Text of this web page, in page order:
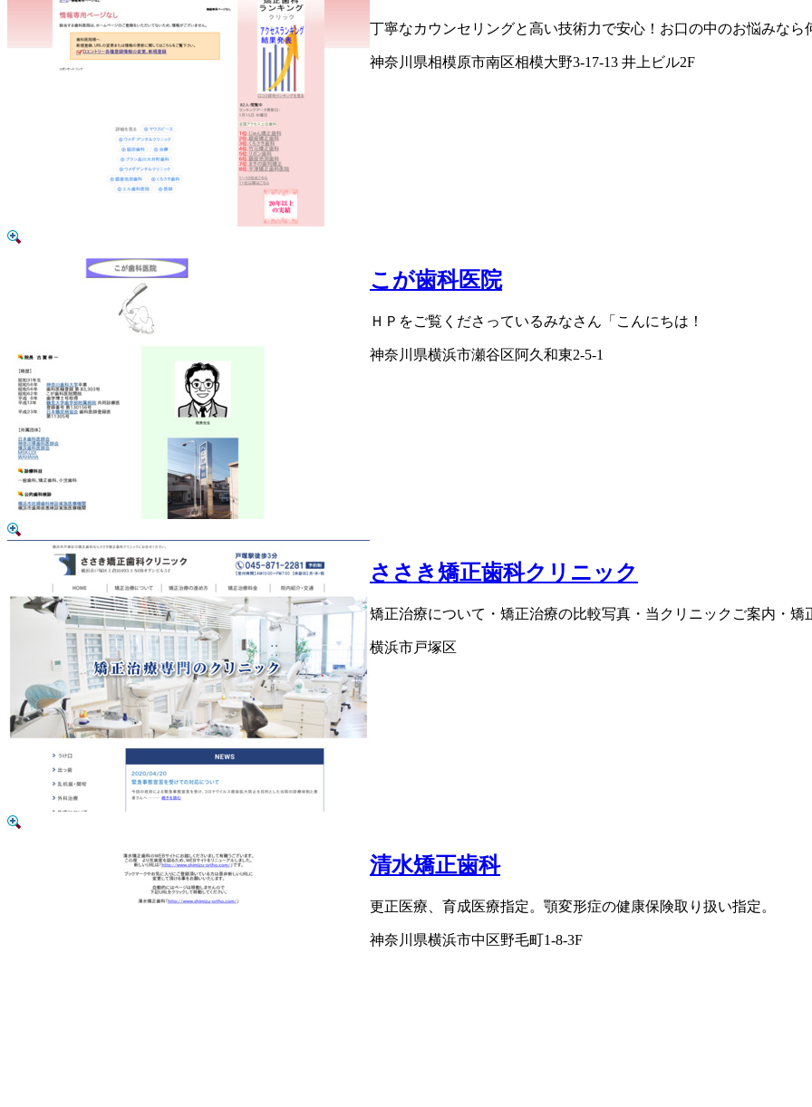
丁寧なカウンセリングと高い技術力で安心！お口の中のお悩みなら
神奈川県相模原市南区相模大野3-17-13 井上ビル2F
こが歯科医院
ＨＰをご覧くださっているみなさん「こんにちは！
神奈川県横浜市瀬谷区阿久和東2-5-1
ささき矯正歯科クリニック
矯正治療について・矯正治療の比較写真・当クリニックご案内・矯
横浜市戸塚区
清水矯正歯科
更正医療、育成医療指定。顎変形症の健康保険取り扱い指定。
神奈川県横浜市中区野毛町1-8-3F